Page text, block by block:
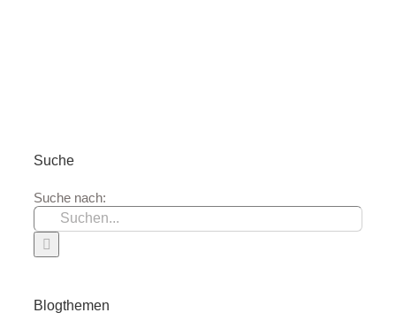
Suche
Suche nach:
Blogthemen